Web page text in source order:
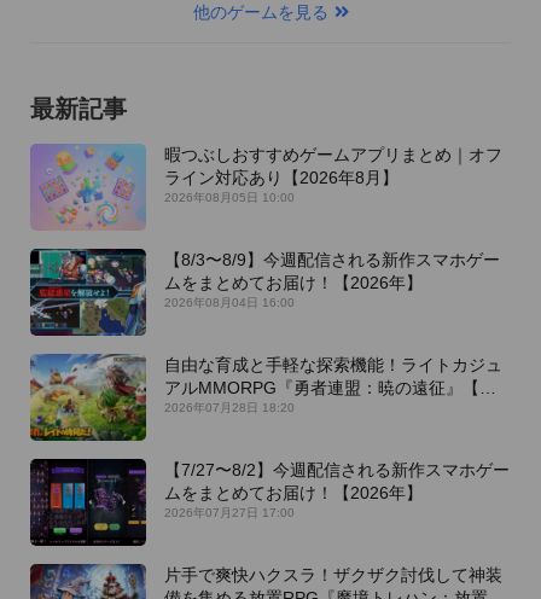
他のゲームを見る
最新記事
暇つぶしおすすめゲームアプリまとめ｜オフ
ライン対応あり【2026年8月】
2026年08月05日 10:00
【8/3〜8/9】今週配信される新作スマホゲー
ムをまとめてお届け！【2026年】
2026年08月04日 16:00
自由な育成と手軽な探索機能！ライトカジュ
アルMMORPG『勇者連盟：暁の遠征』【最
新作PICKUP】
2026年07月28日 18:20
【7/27〜8/2】今週配信される新作スマホゲー
ムをまとめてお届け！【2026年】
2026年07月27日 17:00
片手で爽快ハクスラ！ザクザク討伐して神装